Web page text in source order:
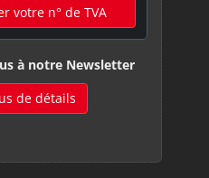
votre n° de TVA
à notre Newsletter
de détails